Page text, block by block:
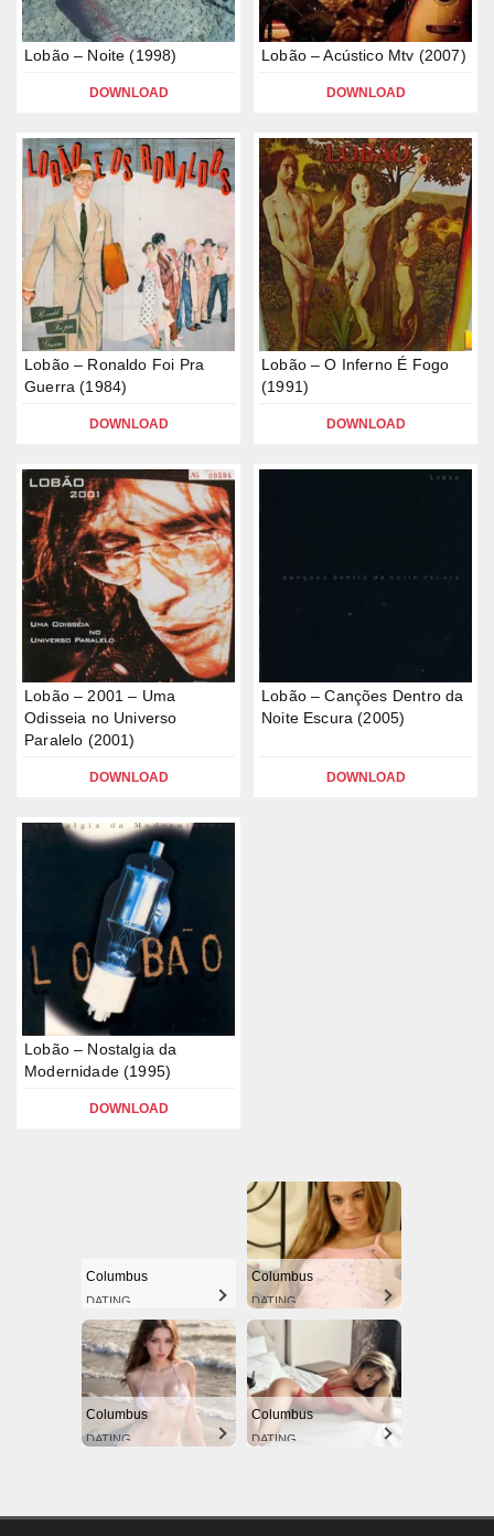
Lobão – Noite (1998)
DOWNLOAD
Lobão – Acústico Mtv (2007)
DOWNLOAD
Lobão – Ronaldo Foi Pra
Guerra (1984)
DOWNLOAD
Lobão – O Inferno É Fogo
(1991)
DOWNLOAD
Lobão – 2001 – Uma
Odisseia no Universo
Paralelo (2001)
DOWNLOAD
Lobão – Canções Dentro da
Noite Escura (2005)
DOWNLOAD
Lobão – Nostalgia da
Modernidade (1995)
DOWNLOAD
Columbus
DATING
Columbus
DATING
Columbus
DATING
Columbus
DATING